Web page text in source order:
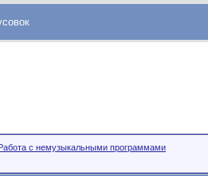
с немузыкальными программами